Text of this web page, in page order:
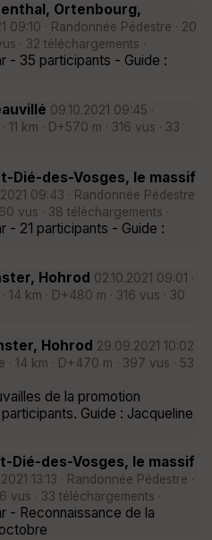
Ortenbourg,
09:10 · Randonnée Pédestre · 20
· 32 téléchargements ·
- 35 participants - Guide :
09.10.2021 09:45 ·
km · D+570 m · 316 vus · 33
Dié-des-Vosges, le massif
09:43 · Randonnée Pédestre
vus · 38 téléchargements ·
- 21 participants - Guide :
Hohrod 02.10.2021 09:01 ·
14 km · D+480 m · 316 vus · 30
Hohrod 29.09.2021 10:02
· 14 km · D+470 m · 397 vus · 53
de la promotion
Guide : Jacqueline
Dié-des-Vosges, le massif
13:13 · Randonnée Pédestre ·
vus · 33 téléchargements ·
- Reconnaissance de la